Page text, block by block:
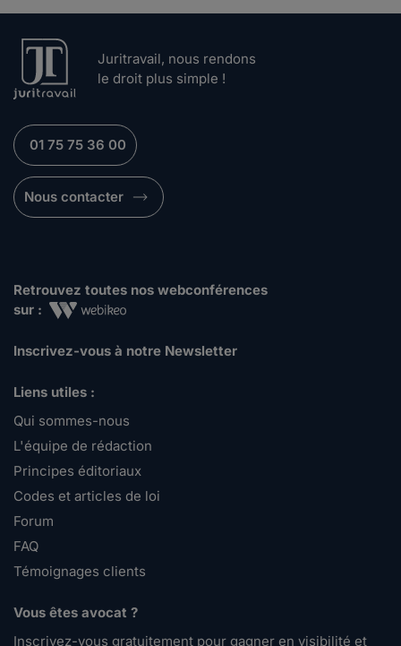
Juritravail, nous rendons
le droit plus simple !
01 75 75 36 00
Nous contacter
Retrouvez toutes nos webconférences
sur :
Inscrivez-vous à notre Newsletter
Liens utiles :
Qui sommes-nous
L'équipe de rédaction
Principes éditoriaux
Codes et articles de loi
Forum
FAQ
Témoignages clients
Vous êtes avocat ?
Inscrivez-vous gratuitement pour gagner en visibilité et